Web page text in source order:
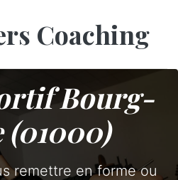
Coaching
Bourg-
(01000)
remettre en forme ou